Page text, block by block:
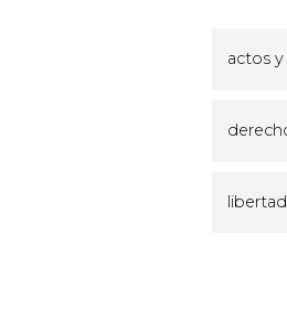
actos y
libertad